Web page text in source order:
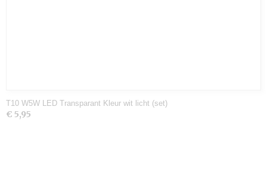
T10 W5W LED Transparant Kleur wit licht (set)
€ 5,95